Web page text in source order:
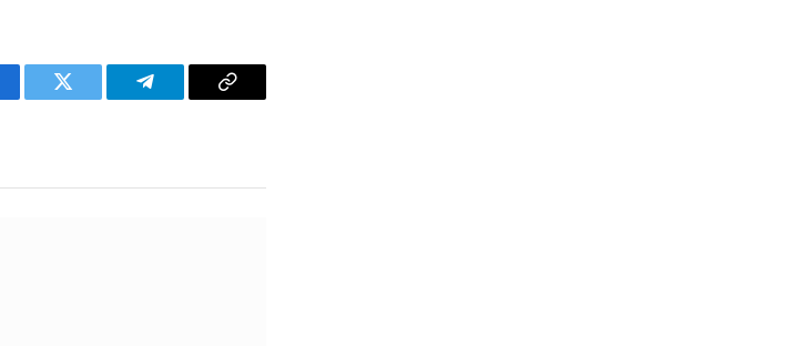
Twitter Telegram Copy